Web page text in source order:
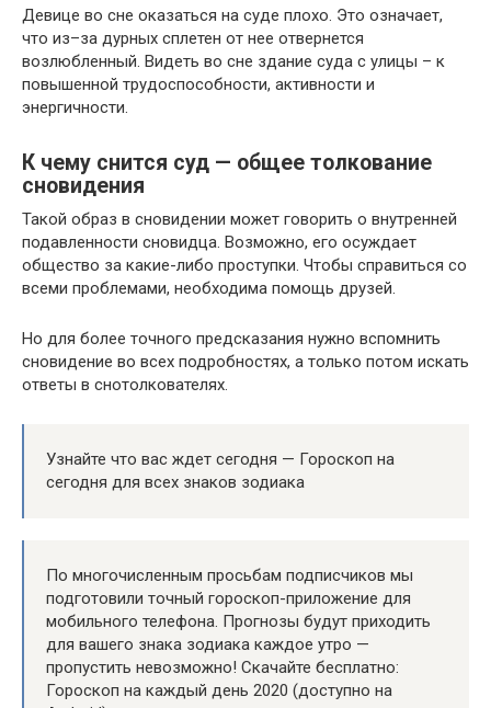
Девице во сне оказаться на суде плохо. Это означает,
что из–за дурных сплетен от нее отвернется
возлюбленный. Видеть во сне здание суда с улицы – к
повышенной трудоспособности, активности и
энергичности.
К чему снится суд — общее толкование
сновидения
Такой образ в сновидении может говорить о внутренней
подавленности сновидца. Возможно, его осуждает
общество за какие-либо проступки. Чтобы справиться со
всеми проблемами, необходима помощь друзей.
Но для более точного предсказания нужно вспомнить
сновидение во всех подробностях, а только потом искать
ответы в снотолкователях.
Узнайте что вас ждет сегодня — Гороскоп на
сегодня для всех знаков зодиака
По многочисленным просьбам подписчиков мы
подготовили точный гороскоп-приложение для
мобильного телефона. Прогнозы будут приходить
для вашего знака зодиака каждое утро —
пропустить невозможно! Скачайте бесплатно:
Гороскоп на каждый день 2020 (доступно на